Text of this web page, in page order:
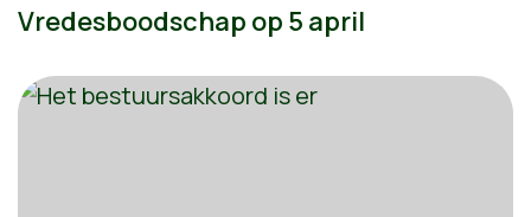
Vredesboodschap op 5 april